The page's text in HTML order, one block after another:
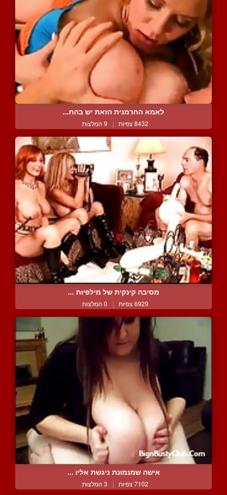
לאמא החרמנית הזאת יש בהח...
8432 צפיות | 9 המלצות
מסיבה קינקית של מילפיות ...
6929 צפיות | 0 המלצות
אישה שמנמונת ניגשת אליו ...
7102 צפיות | 3 המלצות